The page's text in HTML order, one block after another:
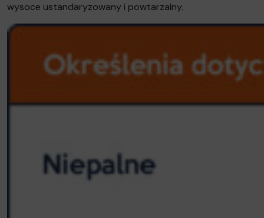
wysoce ustandaryzowany i powtarzalny.